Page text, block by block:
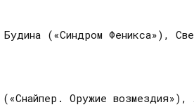
(«Синдром Феникса»),
Оружие возмездия»),